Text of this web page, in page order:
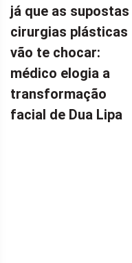
já que as supostas
cirurgias plásticas
vão te chocar:
médico elogia a
transformação
facial de Dua Lipa